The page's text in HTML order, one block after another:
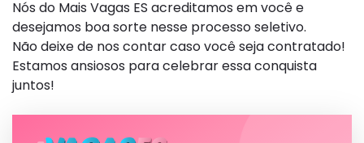
Nós do Mais Vagas ES acreditamos em você e
desejamos boa sorte nesse processo seletivo.
Não deixe de nos contar caso você seja contratado!
Estamos ansiosos para celebrar essa conquista
juntos!